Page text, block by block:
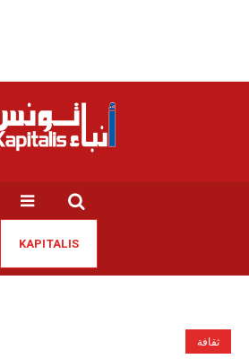
KAPITALIS
ثقافة